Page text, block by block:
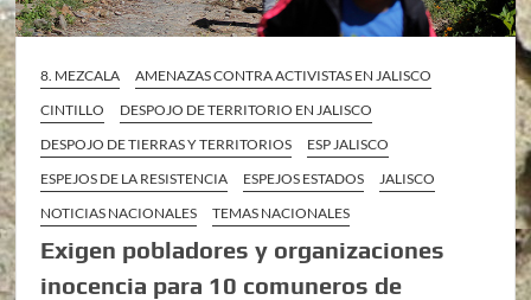
8. MEZCALA
AMENAZAS CONTRA ACTIVISTAS EN JALISCO
CINTILLO
DESPOJO DE TERRITORIO EN JALISCO
DESPOJO DE TIERRAS Y TERRITORIOS
ESP JALISCO
ESPEJOS DE LA RESISTENCIA
ESPEJOS ESTADOS
JALISCO
NOTICIAS NACIONALES
TEMAS NACIONALES
Exigen pobladores y organizaciones
inocencia para 10 comuneros de